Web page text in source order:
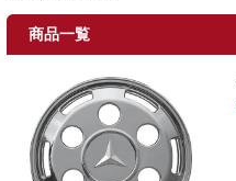
商品一覧